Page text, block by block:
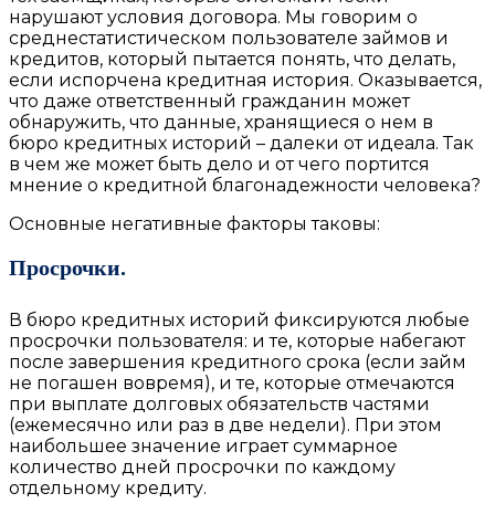
нарушают условия договора. Мы говорим о
среднестатистическом пользователе займов и
кредитов, который пытается понять, что делать,
если испорчена кредитная история. Оказывается,
что даже ответственный гражданин может
обнаружить, что данные, хранящиеся о нем в
бюро кредитных историй – далеки от идеала. Так
в чем же может быть дело и от чего портится
мнение о кредитной благонадежности человека?
Основные негативные факторы таковы:
Просрочки.
В бюро кредитных историй фиксируются любые
просрочки пользователя: и те, которые набегают
после завершения кредитного срока (если займ
не погашен вовремя), и те, которые отмечаются
при выплате долговых обязательств частями
(ежемесячно или раз в две недели). При этом
наибольшее значение играет суммарное
количество дней просрочки по каждому
отдельному кредиту.